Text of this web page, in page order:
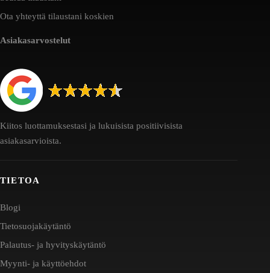
Ota yhteyttä tilaustani koskien
Asiakasarvostelut
Kiitos luottamuksestasi ja lukuisista positiivisista
asiakasarvioista.
TIETOA
Blogi
Tietosuojakäytäntö
Palautus- ja hyvityskäytäntö
Myynti- ja käyttöehdot